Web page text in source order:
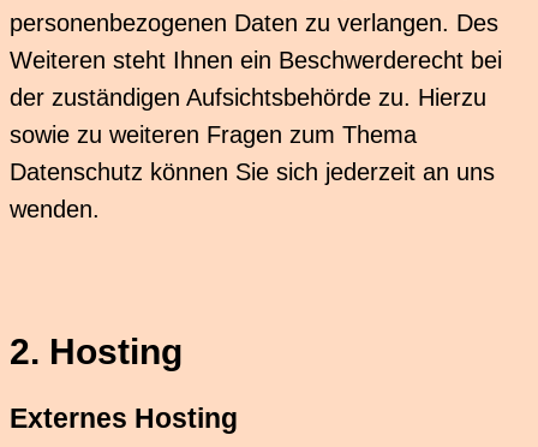
personenbezogenen Daten zu verlangen. Des
Weiteren steht Ihnen ein Beschwerderecht bei
der zuständigen Aufsichtsbehörde zu. Hierzu
sowie zu weiteren Fragen zum Thema
Datenschutz können Sie sich jederzeit an uns
wenden.
2. Hosting
Externes Hosting